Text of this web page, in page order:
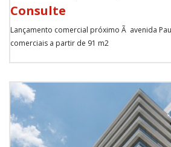
Consulte
Lançamento comercial próximo Ã avenida
comerciais a partir de 91 m2